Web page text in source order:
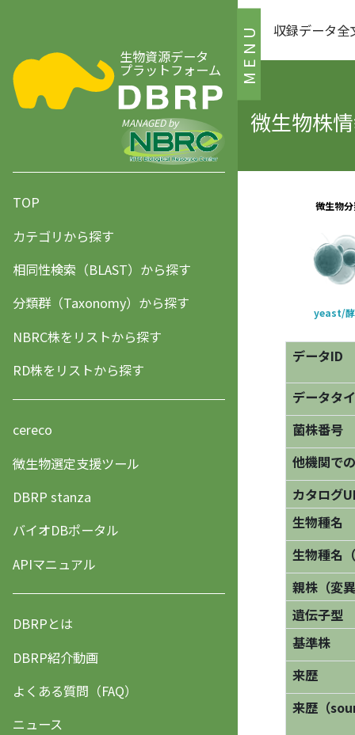
MENU
生物資源データ
プラットフォーム
MANAGED by
TOP
カテゴリから探す
相同性検索（BLAST）から探す
分類群（Taxonomy）から探す
NBRC株をリストから探す
RD株をリストから探す
cereco
微生物選定支援ツール
DBRP stanza
バイオDBポータル
APIマニュアル
DBRPとは
DBRP紹介動画
よくある質問（FAQ）
ニュース
収録データ全
微生物株
データID
データタ
菌株番号
他機関で
カタログ
生物種名
生物種名
親株（変
遺伝子型
基準株
来歴
来歴（